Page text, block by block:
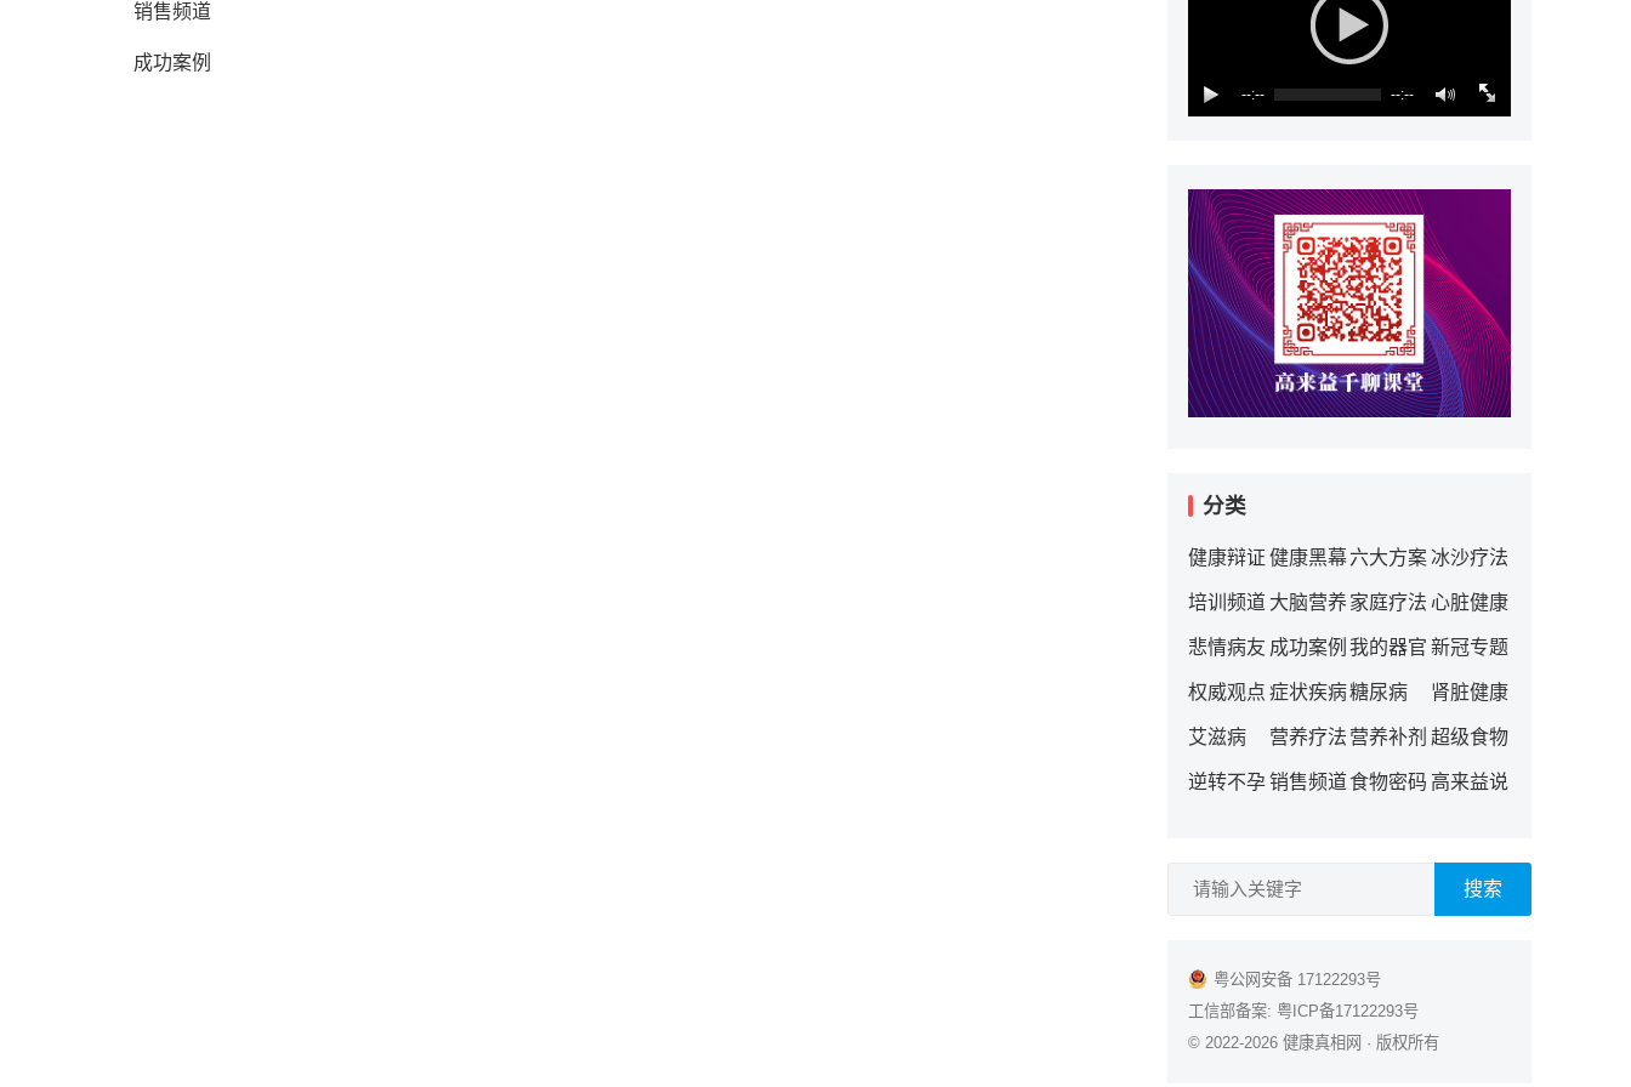
销售频道
成功案例
--:-- --:--
分类
健康辩证 健康黑幕 六大方案冰沙疗法
培训频道 大脑营养 家庭疗法 心脏健康
悲情病友 成功案例 我的器官 新冠专题
权威观点 症状疾病糖尿病 肾脏健康
艾滋病 营养疗法 营养补剂 超级食物
逆转不孕销售频道食物密码 高来益说
搜索
粤公网安备 17122293号
工信部备案: 粤ICP备17122293号
© 2022-2026 健康真相网 · 版权所有